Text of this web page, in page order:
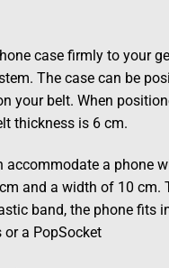
case firmly to your
The case can be
your belt. When
thickness is 6 cm.
accommodate a phone
and a width of 10 cm.
band, the phone fits
or a PopSocket